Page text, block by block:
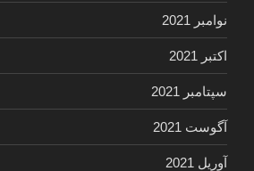
نوامبر 2021
اکتبر 2021
سپتامبر 2021
آگوست 2021
آوریل 2021